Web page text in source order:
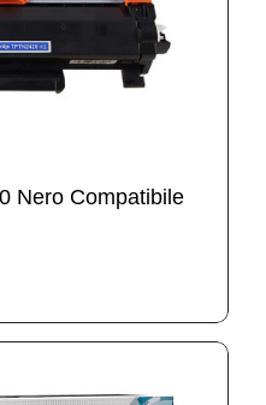
Nero Compatibile